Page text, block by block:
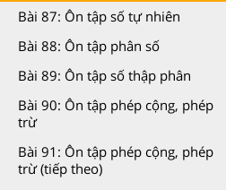
Bài 87: Ôn tập số tự nhiên
Bài 88: Ôn tập phân số
Bài 89: Ôn tập số thập phân
Bài 90: Ôn tập phép cộng, phép
trừ
Bài 91: Ôn tập phép cộng, phép
trừ (tiếp theo)